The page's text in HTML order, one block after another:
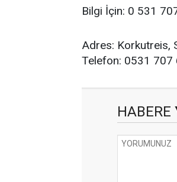
Bilgi İçin: 0 531
Adres: Korkutreis,
Telefon: 0531 707
HABERE